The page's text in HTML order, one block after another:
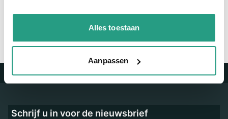
Alles toestaan
Aanpassen
Trustpilot
Schrijf u in voor de nieuwsbrief